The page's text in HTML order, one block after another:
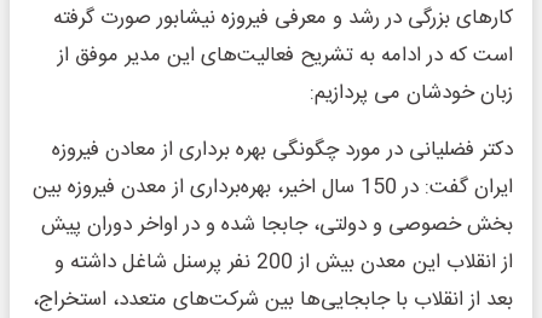
کارهای بزرگی در رشد و معرفی فیروزه نیشابور صورت گرفته
است که در ادامه به تشریح فعالیت‌های این مدیر موفق از
زبان خودشان می پردازیم:
دکتر فضلیانی در مورد چگونگی بهره برداری از معادن فیروزه
ایران گفت: در 150 سال اخیر، بهره‌برداری از معدن فیروزه بین
بخش خصوصی و دولتی، جابجا شده و در اواخر دوران پیش
از انقلاب این معدن بیش از 200 نفر پرسنل شاغل داشته و
بعد از انقلاب با جابجایی‌ها بین شرکت‌های متعدد، استخراج،